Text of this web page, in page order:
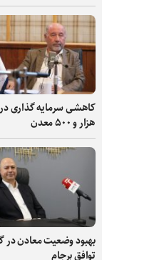
هزار و ۵۰۰ معدن
بهبود وضعیت معادن در
توافق برجام